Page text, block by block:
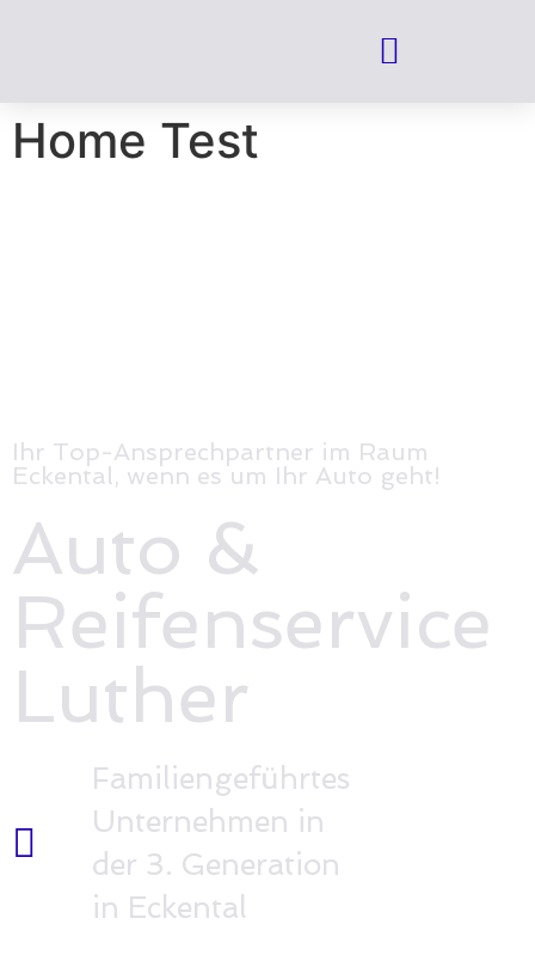
Home Test
Ihr Top-Ansprechpartner im Raum
Eckental, wenn es um Ihr Auto geht!
Auto &
Reifenservice
Luther
Familiengeführtes
Unternehmen in
der 3. Generation
in Eckental